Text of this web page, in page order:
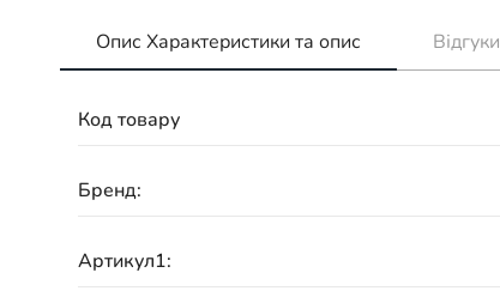
Опис Характеристики та опис Відгуки
Код товару
Бренд:
Артикул1: